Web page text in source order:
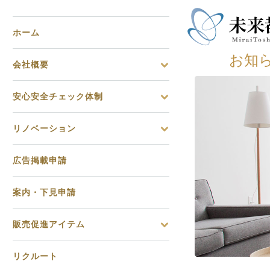
お知
ホーム
会社概要
安心安全チェック体制
リノベーション
広告掲載申請
案内・下見申請
販売促進アイテム
リクルート